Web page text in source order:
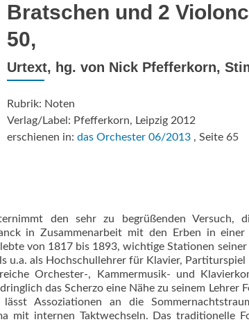
Bratschen und 2
50,
Urtext, hg. von Nick Pfefferkorn,
Rubrik: Noten
Verlag/Label: Pfefferkorn, Leipzig 2012
erschienen in: das Orchester 06/2013, Seite 65
den sehr zu begrüßenden Versuch,
in Zusammenarbeit mit den Erben in
von 1817 bis 1893, wichtige Stationen
u.a. als Hochschullehrer für Klavier,
Orchester-, Kammermusik- und
das Scherzo eine Nähe zu seinem Lehrer
Assoziationen an die
mit internen Taktwechseln. Das traditionelle